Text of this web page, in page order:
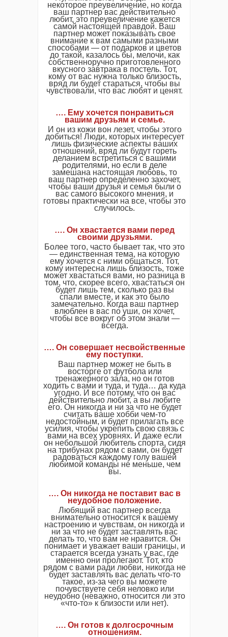
некоторое преувеличение, но когда
ваш партнер вас действительно
любит, это преувеличение кажется
самой настоящей правдой. Ваш
партнер может показывать свое
внимание к вам самыми разными
способами — от подарков и цветов
до такой, казалось бы, мелочи, как
собственноручно приготовленного
вкусного завтрака в постель. Тот,
кому от вас нужна только близость,
вряд ли будет стараться, чтобы вы
чувствовали, что вас любят и ценят.
…. Ему хочется понравиться
вашим друзьям и семье.
И он из кожи вон лезет, чтобы этого
добиться! Люди, которых интересует
лишь физические аспекты ваших
отношений, вряд ли будут гореть
деланием встретиться с вашими
родителями, но если в деле
замешана настоящая любовь, то
ваш партнер определенно захочет,
чтобы ваши друзья и семья были о
вас самого высокого мнения, и
готовы практически на все, чтобы это
случилось.
…. Он хвастается вами перед
своими друзьями.
Более того, часто бывает так, что это
— единственная тема, на которую
ему хочется с ними общаться. Тот,
кому интересна лишь близость, тоже
может хвастаться вами, но разница в
том, что, скорее всего, хвастаться он
будет лишь тем, сколько раз вы
спали вместе, и как это было
замечательно. Когда ваш партнер
влюблен в вас по уши, он хочет,
чтобы все вокруг об этом знали —
всегда.
…. Он совершает несвойственные
ему поступки.
Ваш партнер может не быть в
восторге от футбола или
тренажерного зала, но он готов
ходить с вами и туда, и туда… да куда
угодно. И все потому, что он вас
действительно любит, а вы любите
его. Он никогда и ни за что не будет
считать ваше хобби чем-то
недостойным, и будет прилагать все
усилия, чтобы укрепить свою связь с
вами на всех уровнях. И даже если
он небольшой любитель спорта, сидя
на трибунах рядом с вами, он будет
радоваться каждому голу вашей
любимой команды не меньше, чем
вы.
…. Он никогда не поставит вас в
неудобное положение.
Любящий вас партнер всегда
внимательно относится к вашему
настроению и чувствам, он никогда и
ни за что не будет заставлять вас
делать то, что вам не нравится. Он
понимает и уважает ваши границы, и
старается всегда узнать у вас, где
именно они пролегают. Тот, кто
рядом с вами ради любви, никогда не
будет заставлять вас делать что-то
такое, из-за чего вы можете
почувствуете себя неловко или
неудобно (неважно, относится ли это
«что-то» к близости или нет).
…. Он готов к долгосрочным
отношениям.